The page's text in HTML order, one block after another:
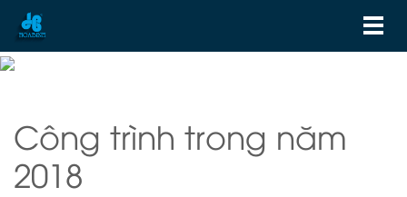
Công trình trong năm
2018